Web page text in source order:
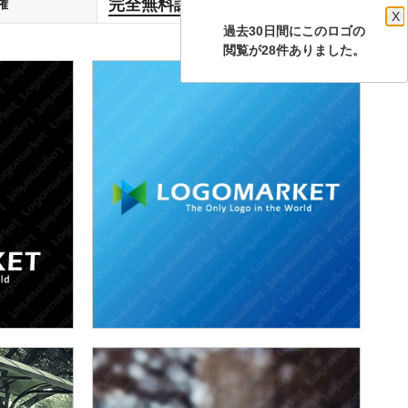
過去30日間にこのロゴの
X
閲覧が28件ありました。